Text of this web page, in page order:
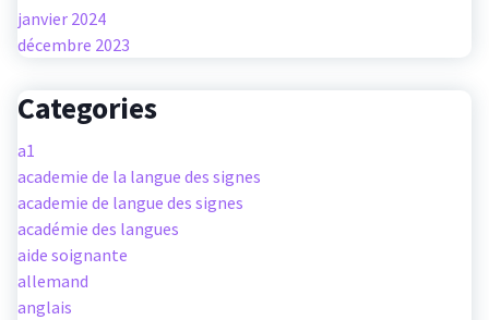
janvier 2024
décembre 2023
Categories
a1
academie de la langue des signes
academie de langue des signes
académie des langues
aide soignante
allemand
anglais